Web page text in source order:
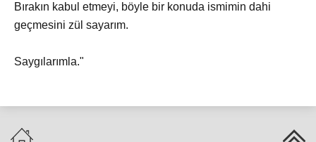
Bırakın kabul etmeyi, böyle bir konuda ismimin dahi
geçmesini zül sayarım.
Saygılarımla."